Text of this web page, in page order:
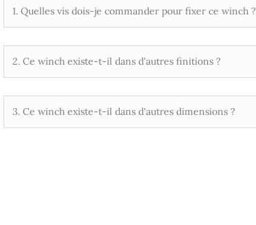
1. Quelles vis dois-je commander pour fixer ce winch ?
2. Ce winch existe-t-il dans d'autres finitions ?
3. Ce winch existe-t-il dans d'autres dimensions ?